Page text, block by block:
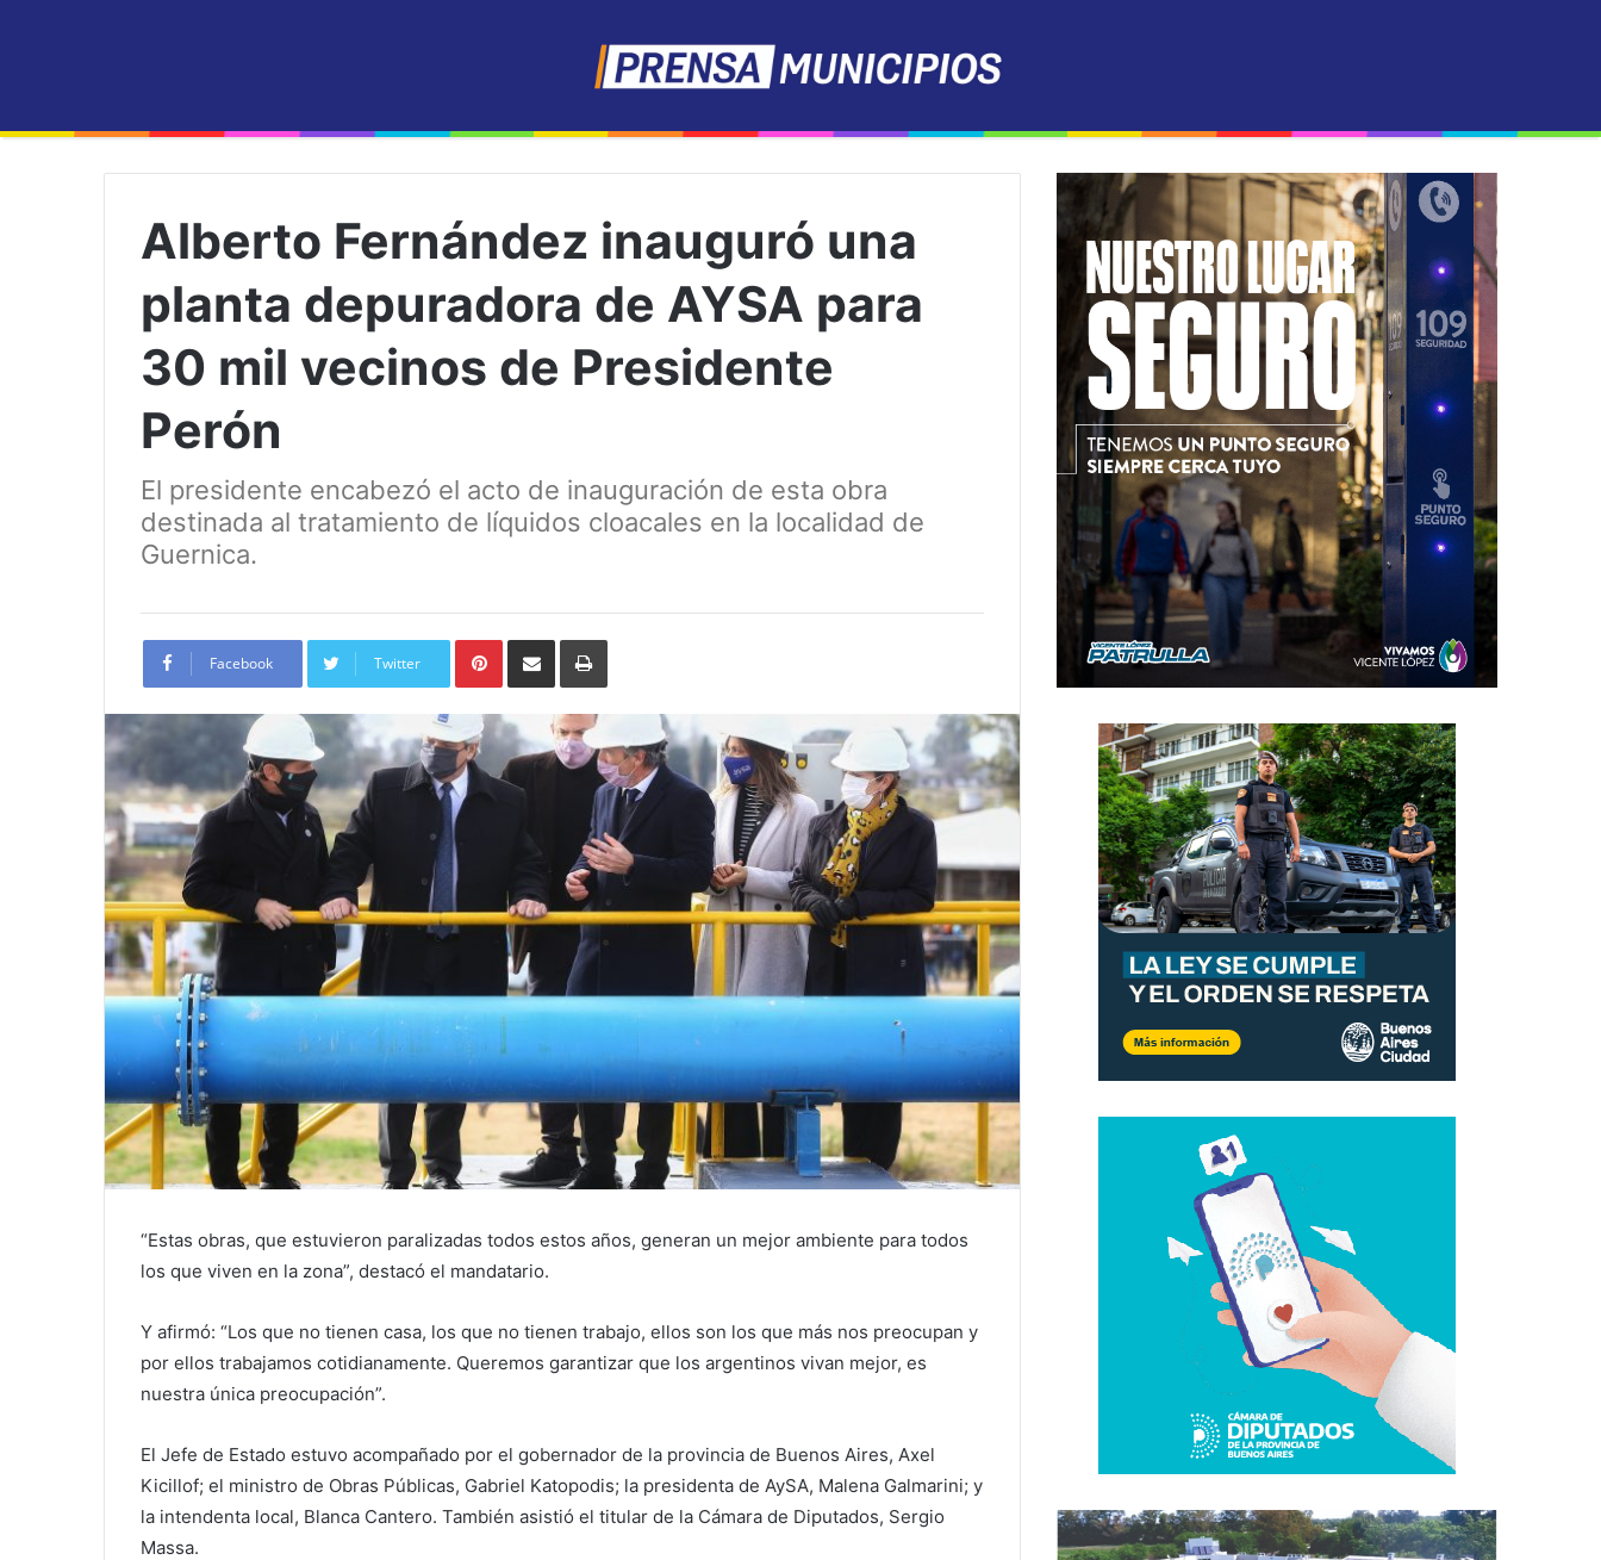
Alberto Fernández inauguró una
planta depuradora de AYSA para
30 mil vecinos de Presidente
Perón
El presidente encabezó el acto de inauguración de esta obra
destinada al tratamiento de líquidos cloacales en la localidad de
Guernica.
Facebook Twitter
PinterestShare
Email
Print
“Estas obras, que estuvieron paralizadas todos estos años, generan un mejor ambiente para todos
los que viven en la zona”, destacó el mandatario.
Y afirmó: “Los que no tienen casa, los que no tienen trabajo, ellos son los que más nos preocupan y
por ellos trabajamos cotidianamente. Queremos garantizar que los argentinos vivan mejor, es
nuestra única preocupación”.
El Jefe de Estado estuvo acompañado por el gobernador de la provincia de Buenos Aires, Axel
Kicillof; el ministro de Obras Públicas, Gabriel Katopodis; la presidenta de AySA, Malena Galmarini; y
la intendenta local, Blanca Cantero. También asistió el titular de la Cámara de Diputados, Sergio
Massa.